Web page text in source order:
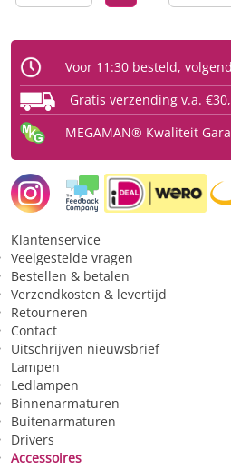
Voor 11:30 besteld,
Gratis verzending v.a.
MEGAMAN® Kwaliteit
Klantenservice
Veelgestelde vragen
Bestellen & betalen
Verzendkosten & levertijd
Retourneren
Contact
Uitschrijven nieuwsbrief
Lampen
Ledlampen
Binnenarmaturen
Buitenarmaturen
Drivers
Accessoires